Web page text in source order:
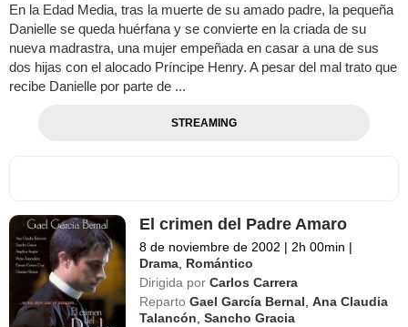
En la Edad Media, tras la muerte de su amado padre, la pequeña
Danielle se queda huérfana y se convierte en la criada de su
nueva madrastra, una mujer empeñada en casar a una de sus
dos hijas con el alocado Príncipe Henry. A pesar del mal trato que
recibe Danielle por parte de ...
STREAMING
El crimen del Padre Amaro
8 de noviembre de 2002 | 2h 00min |
Drama Romántico
Dirigida por Carlos Carrera
Reparto Gael García Bernal ,Ana Claudia
Talancón ,Sancho Gracia